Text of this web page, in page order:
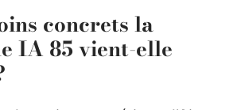
concrets la
IA 85 vient-elle